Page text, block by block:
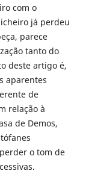
com o
já perdeu
parece
tanto do
deste artigo é,
aparentes
de
relação à
de Demos,
o tom de